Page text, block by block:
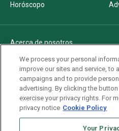
Horóscopo
Acerca de nosotros
Politica de privacidad
Pautas Editoriales
AdChoices
Advertise with us
Newsletters
We process your personal
improve our sites and service, to
campaigns and to provide
advertising. By clicking the
exercise your privacy rights. For
privacy notice Cookie Policy
Your